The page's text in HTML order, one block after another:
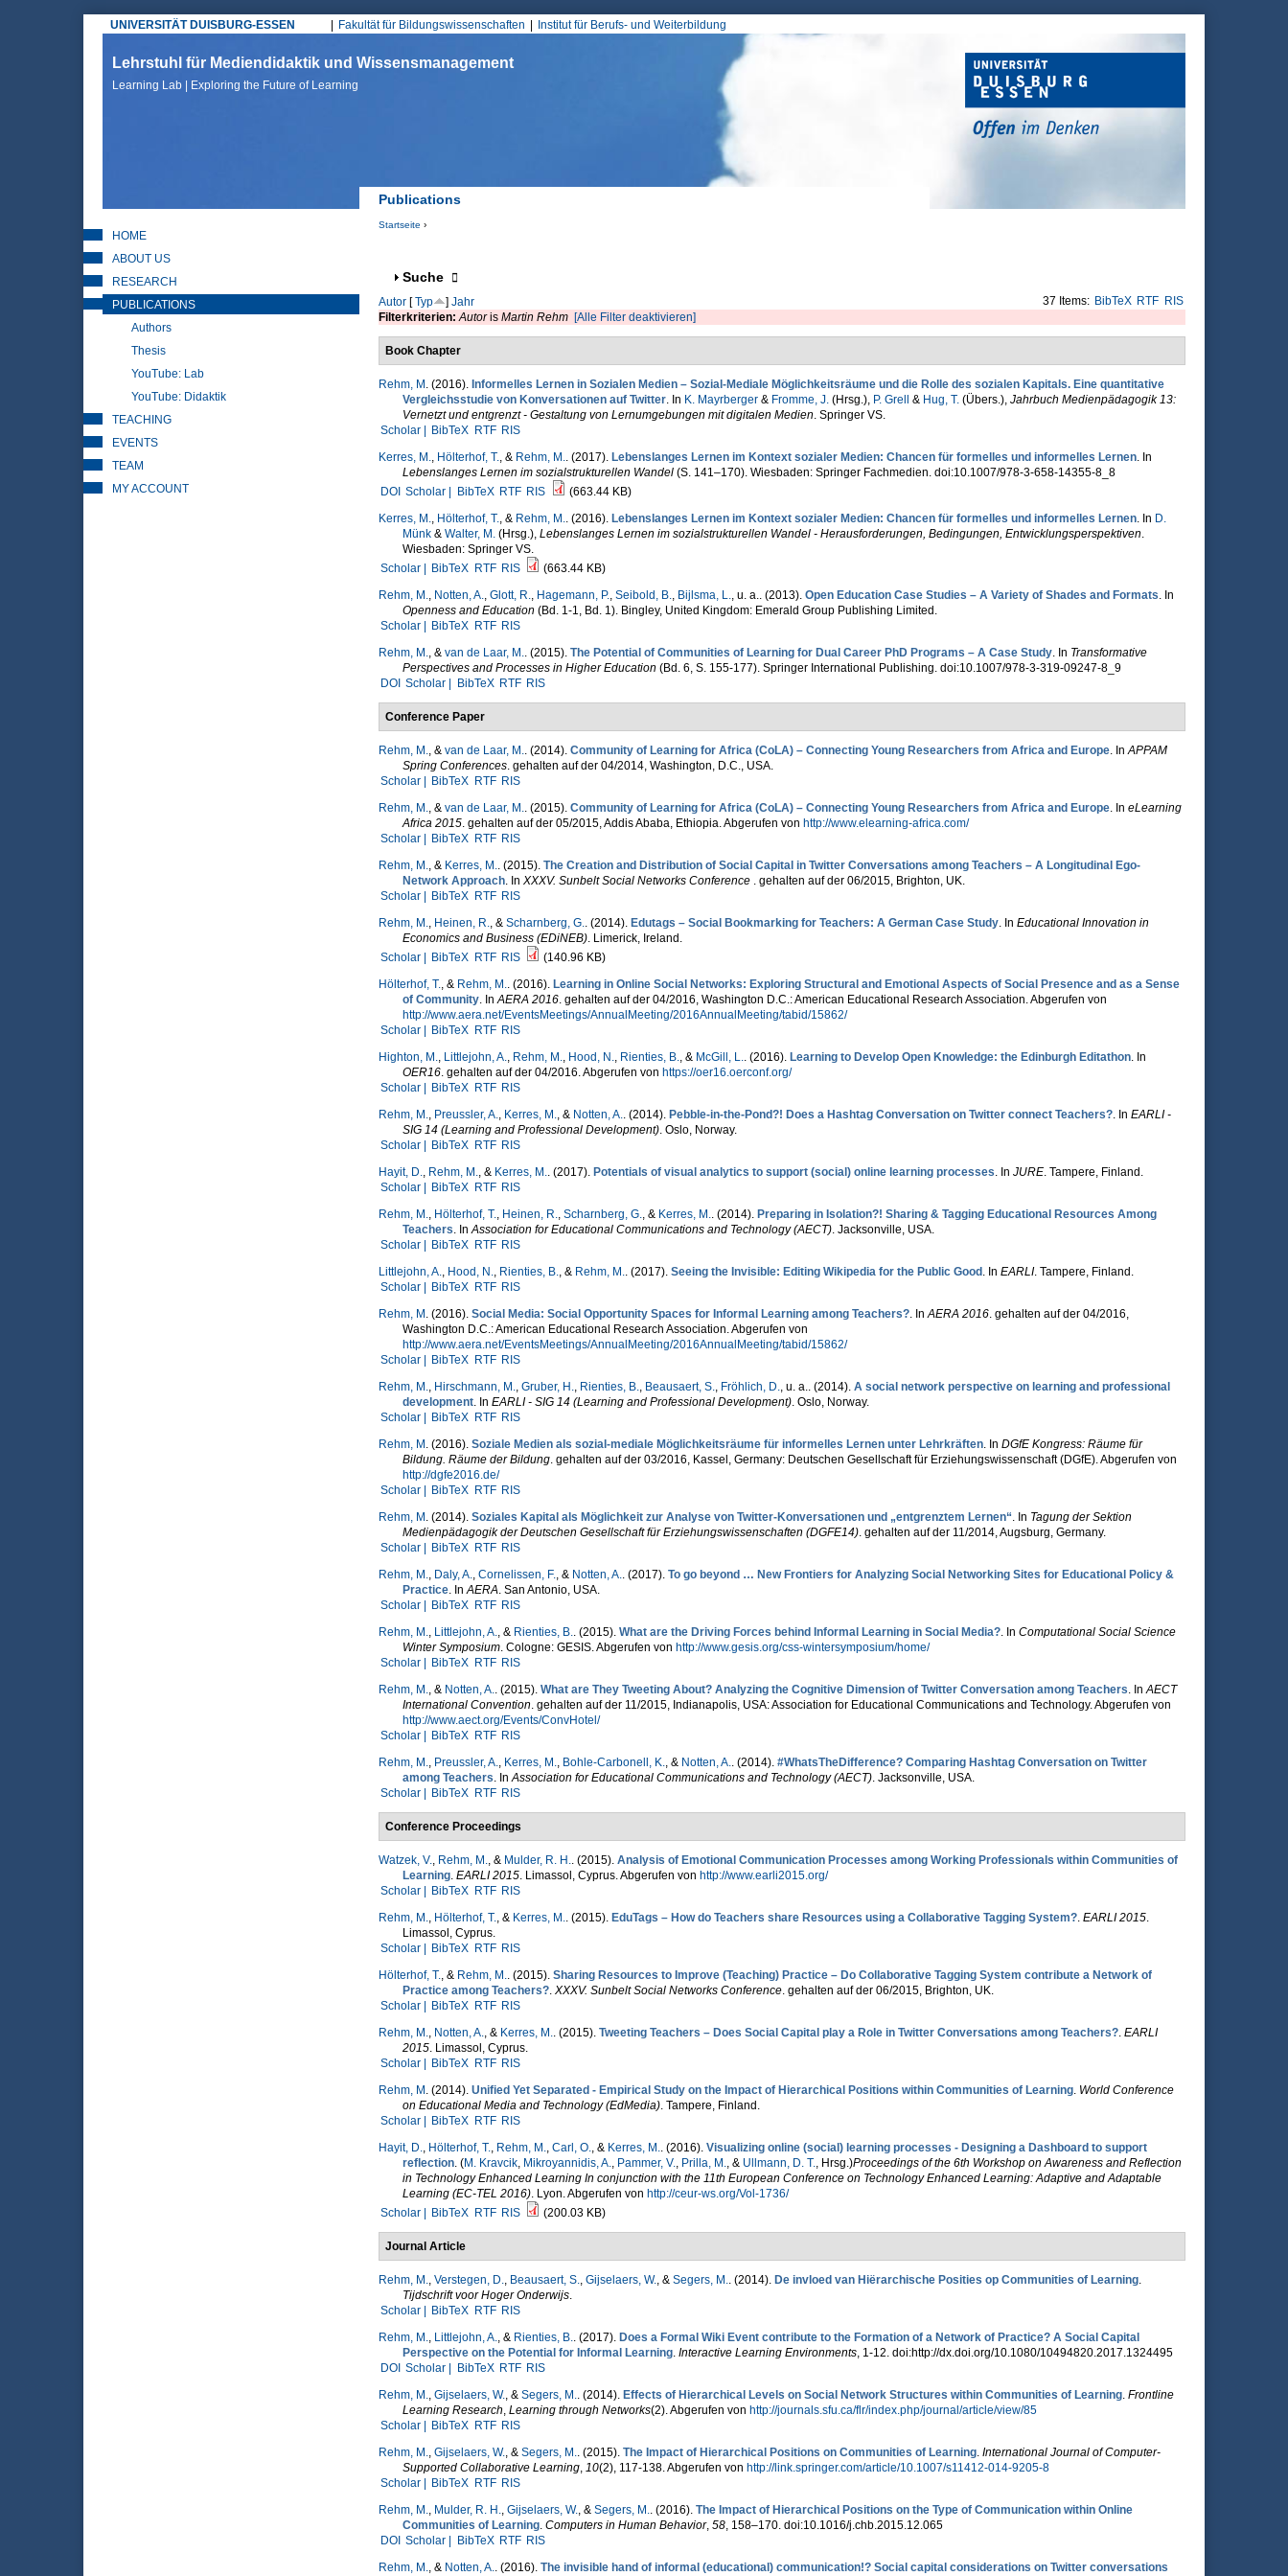
UNIVERSITÄT DUISBURG-ESSEN
Hauptmenü
Fakultät für Bildungswissenschaften Institut für Berufs- und Weiterbildung
Lehrstuhl für Mediendidaktik und Wissensmanagement
Learning Lab | Exploring the Future of Learning
Publications
Startseite ›
Anzeigen
Suche
37 Items: BibTeX RTF RIS
Autor[Typ ] Jahr
Filterkriterien:Autoris Martin Rehm [Alle Filter deaktivieren]
Book Chapter
Rehm, M . (2016). Informelles Lernen in Sozialen Medien – Sozial-Mediale Möglichkeitsräume und die Rolle des sozialen Kapitals. Eine quantitative
Vergleichsstudie von Konversationen auf Twitter. In K. Mayrberger& Fromme, J.(Hrsg.), P. Grell & Hug, T.(Übers.), Jahrbuch Medienpädagogik 13:
Vernetzt und entgrenzt - Gestaltung von Lernumgebungen mit digitalen Medien. Springer VS.
Scholar |
BibTeX RTF RIS
Kerres, M., Hölterhof, T., & Rehm, M.. (2017). Lebenslanges Lernen im Kontext sozialer Medien: Chancen für formelles und informelles Lernen. In
Lebenslanges Lernen im sozialstrukturellen Wandel(S. 141–170). Wiesbaden: Springer Fachmedien. doi:10.1007/978-3-658-14355-8_8
DOI Scholar | BibTeX RTF RIS
(663.44 KB)
Kerres, M., Hölterhof, T., & Rehm, M.. (2016). Lebenslanges Lernen im Kontext sozialer Medien: Chancen für formelles und informelles Lernen. In D.
Münk& Walter, M.(Hrsg.), Lebenslanges Lernen im sozialstrukturellen Wandel - Herausforderungen, Bedingungen, Entwicklungsperspektiven.
Wiesbaden: Springer VS.
Scholar |
BibTeX RTF RIS
(663.44 KB)
Rehm, M., Notten, A., Glott, R., Hagemann, P., Seibold, B., Bijlsma, L., u. a.. (2013). Open Education Case Studies – A Variety of Shades and Formats. In
Openness and Education (Bd. 1-1, Bd. 1). Bingley, United Kingdom: Emerald Group Publishing Limited.
Scholar |
BibTeX RTF RIS
Rehm, M., & van de Laar, M.. (2015). The Potential of Communities of Learning for Dual Career PhD Programs – A Case Study. In Transformative
Perspectives and Processes in Higher Education (Bd. 6, S. 155-177). Springer International Publishing. doi:10.1007/978-3-319-09247-8_9
DOI Scholar | BibTeX RTF RIS
Conference Paper
Rehm, M., & van de Laar, M.. (2014). Community of Learning for Africa (CoLA) – Connecting Young Researchers from Africa and Europe. InAPPAM
Spring Conferences. gehalten auf der 04/2014, Washington, D.C., USA.
Scholar |
BibTeX RTF RIS
Rehm, M., & van de Laar, M.. (2015). Community of Learning for Africa (CoLA) – Connecting Young Researchers from Africa and Europe. In eLearning
Africa 2015. gehalten auf der 05/2015, Addis Ababa, Ethiopia. Abgerufen von http://www.elearning-africa.com/
Scholar |
BibTeX RTF RIS
Rehm, M., & Kerres, M.. (2015). The Creation and Distribution of Social Capital in Twitter Conversations among Teachers – A Longitudinal Ego-
Network Approach. In XXXV. Sunbelt Social Networks Conference . gehalten auf der 06/2015, Brighton, UK.
Scholar |
BibTeX RTF RIS
Rehm, M., Heinen, R., & Scharnberg, G.. (2014). Edutags – Social Bookmarking for Teachers: A German Case Study. In Educational Innovation in
Economics and Business (EDiNEB). Limerick, Ireland.
Scholar |
BibTeX RTF RIS
(140.96 KB)
Hölterhof, T., & Rehm, M.. (2016). Learning in Online Social Networks: Exploring Structural and Emotional Aspects of Social Presence and as a Sense
of Community. InAERA 2016. gehalten auf der 04/2016, Washington D.C.: American Educational Research Association. Abgerufen von
http://www.aera.net/EventsMeetings/AnnualMeeting/2016AnnualMeeting/tabid/15862/
Scholar |
BibTeX RTF RIS
Highton, M., Littlejohn, A., Rehm, M., Hood, N., Rienties, B., & McGill, L.. (2016). Learning to Develop Open Knowledge: the Edinburgh Editathon. In
OER16. gehalten auf der 04/2016. Abgerufen von https://oer16.oerconf.org/
Scholar |
BibTeX RTF RIS
Rehm, M., Preussler, A., Kerres, M., & Notten, A.. (2014). Pebble-in-the-Pond?! Does a Hashtag Conversation on Twitter connect Teachers?. In EARLI -
SIG 14 (Learning and Professional Development). Oslo, Norway.
Scholar |
BibTeX RTF RIS
Hayit, D., Rehm, M., & Kerres, M.. (2017). Potentials of visual analytics to support (social) online learning processes. In JURE. Tampere, Finland.
Scholar |
BibTeX RTF RIS
Rehm, M., Hölterhof, T., Heinen, R., Scharnberg, G., & Kerres, M.. (2014). Preparing in Isolation?! Sharing & Tagging Educational Resources Among
Teachers. InAssociation for Educational Communications and Technology (AECT). Jacksonville, USA.
Scholar |
BibTeX RTF RIS
Littlejohn, A., Hood, N., Rienties, B., & Rehm, M.. (2017). Seeing the Invisible: Editing Wikipedia for the Public Good . In EARLI. Tampere, Finland.
Scholar |
BibTeX RTF RIS
Rehm, M . (2016). Social Media: Social Opportunity Spaces for Informal Learning among Teachers?. InAERA 2016. gehalten auf der 04/2016,
Washington D.C.: American Educational Research Association. Abgerufen von
http://www.aera.net/EventsMeetings/AnnualMeeting/2016AnnualMeeting/tabid/15862/
Scholar |
BibTeX RTF RIS
Rehm, M., Hirschmann, M., Gruber, H., Rienties, B., Beausaert, S., Fröhlich, D., u. a.. (2014). A social network perspective on learning and professional
development. In EARLI - SIG 14 (Learning and Professional Development). Oslo, Norway.
Scholar |
BibTeX RTF RIS
Rehm, M . (2016). Soziale Medien als sozial-mediale Möglichkeitsräume für informelles Lernen unter Lehrkräften. In DGfE Kongress: Räume für
Bildung. Räume der Bildung. gehalten auf der 03/2016, Kassel, Germany: Deutschen Gesellschaft für Erziehungswissenschaft (DGfE). Abgerufen von
http://dgfe2016.de/
Scholar |
BibTeX RTF RIS
Rehm, M . (2014). Soziales Kapital als Möglichkeit zur Analyse von Twitter-Konversationen und „entgrenztem Lernen“. In Tagung der Sektion
Medienpädagogik der Deutschen Gesellschaft für Erziehungswissenschaften (DGFE14). gehalten auf der 11/2014, Augsburg, Germany.
Scholar |
BibTeX RTF RIS
Rehm, M., Daly, A., Cornelissen, F., & Notten, A.. (2017). To go beyond … New Frontiers for Analyzing Social Networking Sites for Educational Policy &
Practice. InAERA. San Antonio, USA.
Scholar |
BibTeX RTF RIS
Rehm, M., Littlejohn, A., & Rienties, B.. (2015). What are the Driving Forces behind Informal Learning in Social Media?. In Computational Social Science
Winter Symposium. Cologne: GESIS. Abgerufen von http://www.gesis.org/css-wintersymposium/home/
Scholar |
BibTeX RTF RIS
Rehm, M., & Notten, A.. (2015). What are They Tweeting About? Analyzing the Cognitive Dimension of Twitter Conversation among Teachers. InAECT
International Convention. gehalten auf der 11/2015, Indianapolis, USA: Association for Educational Communications and Technology. Abgerufen von
http://www.aect.org/Events/ConvHotel/
Scholar |
BibTeX RTF RIS
Rehm, M., Preussler, A., Kerres, M., Bohle-Carbonell, K., & Notten, A.. (2014). #WhatsTheDifference? Comparing Hashtag Conversation on Twitter
among Teachers. InAssociation for Educational Communications and Technology (AECT). Jacksonville, USA.
Scholar |
BibTeX RTF RIS
Conference Proceedings
Watzek, V., Rehm, M., & Mulder, R. H.. (2015). Analysis of Emotional Communication Processes among Working Professionals within Communities of
Learning. EARLI 2015. Limassol, Cyprus. Abgerufen von http://www.earli2015.org/
Scholar |
BibTeX RTF RIS
Rehm, M., Hölterhof, T., & Kerres, M.. (2015). EduTags – How do Teachers share Resources using a Collaborative Tagging System?. EARLI 2015.
Limassol, Cyprus.
Scholar |
BibTeX RTF RIS
Hölterhof, T., & Rehm, M.. (2015). Sharing Resources to Improve (Teaching) Practice – Do Collaborative Tagging System contribute a Network of
Practice among Teachers?. XXXV. Sunbelt Social Networks Conference. gehalten auf der 06/2015, Brighton, UK.
Scholar |
BibTeX RTF RIS
Rehm, M., Notten, A., & Kerres, M.. (2015). Tweeting Teachers – Does Social Capital play a Role in Twitter Conversations among Teachers?. EARLI
2015. Limassol, Cyprus.
Scholar |
BibTeX RTF RIS
Rehm, M . (2014). Unified Yet Separated - Empirical Study on the Impact of Hierarchical Positions within Communities of Learning. World Conference
on Educational Media and Technology (EdMedia). Tampere, Finland.
Scholar |
BibTeX RTF RIS
Hayit, D., Hölterhof, T., Rehm, M., Carl, O., & Kerres, M.. (2016). Visualizing online (social) learning processes - Designing a Dashboard to support
reflection. (M. Kravcik, Mikroyannidis, A., Pammer, V., Prilla, M., & Ullmann, D. T., Hrsg.)Proceedings of the 6th Workshop on Awareness and Reflection
in Technology Enhanced Learning In conjunction with the 11th European Conference on Technology Enhanced Learning: Adaptive and Adaptable
Learning (EC-TEL 2016). Lyon. Abgerufen von http://ceur-ws.org/Vol-1736/
Scholar |
BibTeX RTF RIS (200.03 KB)
Journal Article
Rehm, M., Verstegen, D., Beausaert, S., Gijselaers, W., & Segers, M.. (2014). De invloed van Hiërarchische Posities op Communities of Learning.
Tijdschrift voor Hoger Onderwijs.
Scholar |
BibTeX RTF RIS
Rehm, M., Littlejohn, A., & Rienties, B.. (2017). Does a Formal Wiki Event contribute to the Formation of a Network of Practice? A Social Capital
Perspective on the Potential for Informal Learning. Interactive Learning Environments, 1-12. doi:http://dx.doi.org/10.1080/10494820.2017.1324495
DOI Scholar | BibTeX RTF RIS
Rehm, M., Gijselaers, W., & Segers, M.. (2014). Effects of Hierarchical Levels on Social Network Structures within Communities of Learning. Frontline
Learning Research, Learning through Networks(2). Abgerufen von http://journals.sfu.ca/flr/index.php/journal/article/view/85
Scholar |
BibTeX RTF RIS
Rehm, M., Gijselaers, W., & Segers, M.. (2015). The Impact of Hierarchical Positions on Communities of Learning. International Journal of Computer-
Supported Collaborative Learning, 10(2), 117-138. Abgerufen von http://link.springer.com/article/10.1007/s11412-014-9205-8
Scholar |
BibTeX RTF RIS
Rehm, M., Mulder, R. H., Gijselaers, W., & Segers, M.. (2016). The Impact of Hierarchical Positions on the Type of Communication within Online
Communities of Learning. Computers in Human Behavior, 58, 158–170. doi:10.1016/j.chb.2015.12.065
DOI Scholar | BibTeX RTF RIS
Rehm, M., & Notten, A.. (2016). The invisible hand of informal (educational) communication!? Social capital considerations on Twitter conversations
HOME
ABOUT US
RESEARCH
PUBLICATIONS
Authors
Thesis
YouTube: Lab
YouTube: Didaktik
TEACHING
EVENTS
TEAM
MY ACCOUNT